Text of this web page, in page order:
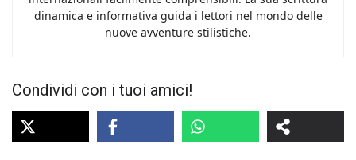
dinamica e informativa guida i lettori nel mondo delle
nuove avventure stilistiche.
Condividi con i tuoi amici!